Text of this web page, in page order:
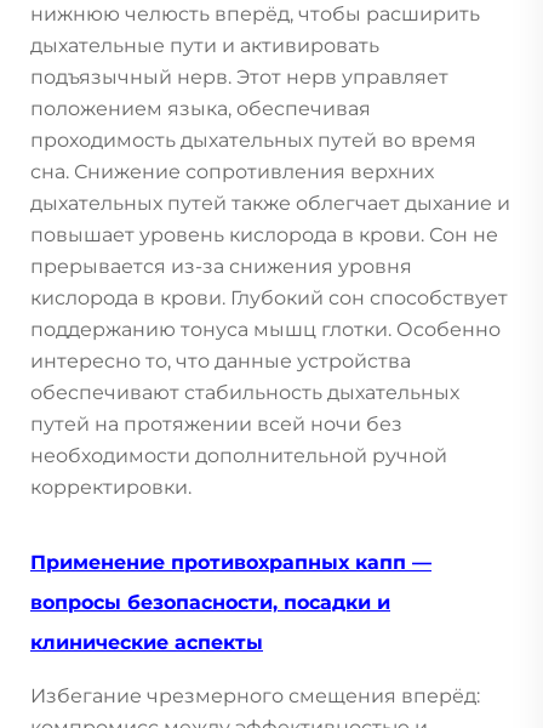
нижнюю челюсть вперёд, чтобы расширить
дыхательные пути и активировать
подъязычный нерв. Этот нерв управляет
положением языка, обеспечивая
проходимость дыхательных путей во время
сна. Снижение сопротивления верхних
дыхательных путей также облегчает дыхание и
повышает уровень кислорода в крови. Сон не
прерывается из-за снижения уровня
кислорода в крови. Глубокий сон способствует
поддержанию тонуса мышц глотки. Особенно
интересно то, что данные устройства
обеспечивают стабильность дыхательных
путей на протяжении всей ночи без
необходимости дополнительной ручной
корректировки.
Применение противохрапных капп —
вопросы безопасности, посадки и
клинические аспекты
Избегание чрезмерного смещения вперёд: